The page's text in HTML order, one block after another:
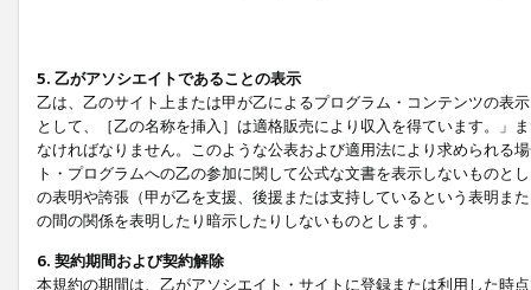
5. 乙がアソシエイトであることの表示
乙は、乙のサイト上または甲が乙によるプログラム・コンテンツの表
として、［乙の名称を挿入］は適格販売により収入を得ています。」
なければなりません。このような公表および適用法により求められる
ト・プログラムへの乙の参加に関して公式な文書を表示しないもの
の表明や誇張（甲が乙を支援、後援または支持しているという表明ま
の間の関係を表明したり暗示したりしないものとします。
6. 契約期間および契約解除
本規約の期間は、乙がアソシエイト・サイトに登録または利用した時